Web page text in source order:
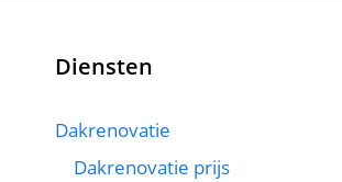
Diensten
Dakrenovatie
Dakrenovatie prijs